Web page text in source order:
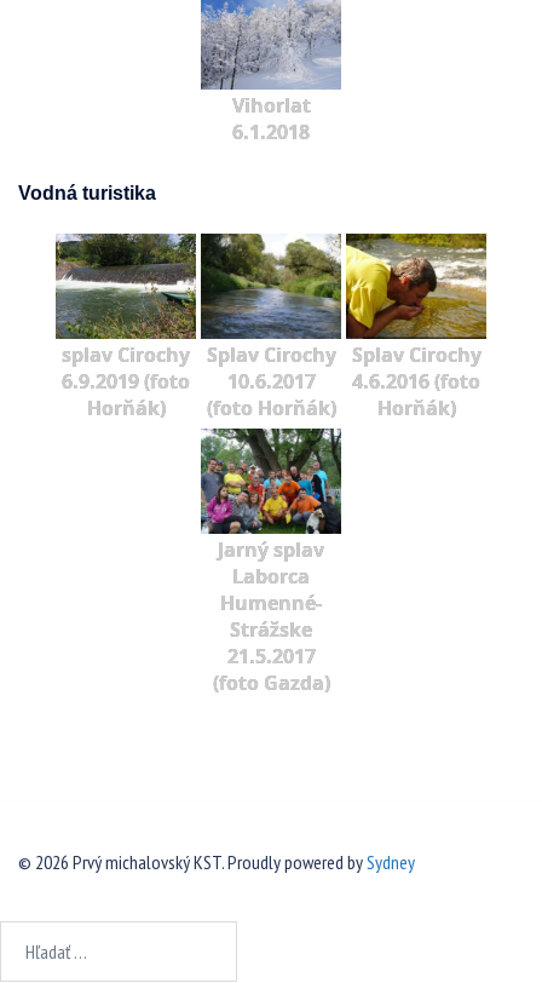
Vihorlat
6.1.2018
Vodná turistika
splav Cirochy
6.9.2019 (foto
Horňák)
Splav Cirochy
10.6.2017
(foto Horňák)
Splav Cirochy
4.6.2016 (foto
Horňák)
Jarný splav
Laborca
Humenné-
Strážske
21.5.2017
(foto Gazda)
© 2026 Prvý michalovský KST. Proudly powered bySydney